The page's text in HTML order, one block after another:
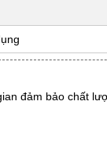
đảm bảo chất